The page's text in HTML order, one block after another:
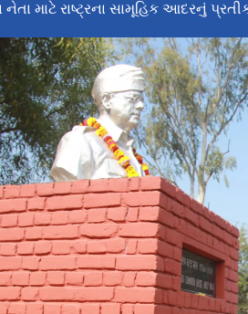
નેતા માટે રાષ્ટ્રના સામૂહિક આદરનું